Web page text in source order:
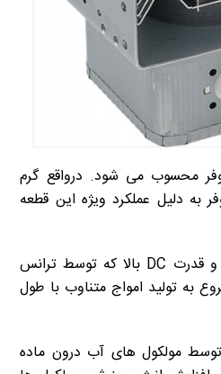
محسوب می شود. درواقع گرم
به دلیل عملکرد ویژه این قطعه
مگنترون با استفاده از ولتاژ و قدرت DC بالا که توسط ترانس
به تولید امواج متناوب با طول
مولکول های آب درون ماده